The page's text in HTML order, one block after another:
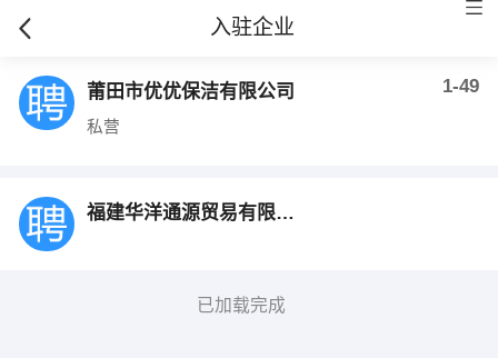
入驻企业
莆田市优优保洁有限公司 1-49
私营
福建华洋通源贸易有限公司
已加载完成